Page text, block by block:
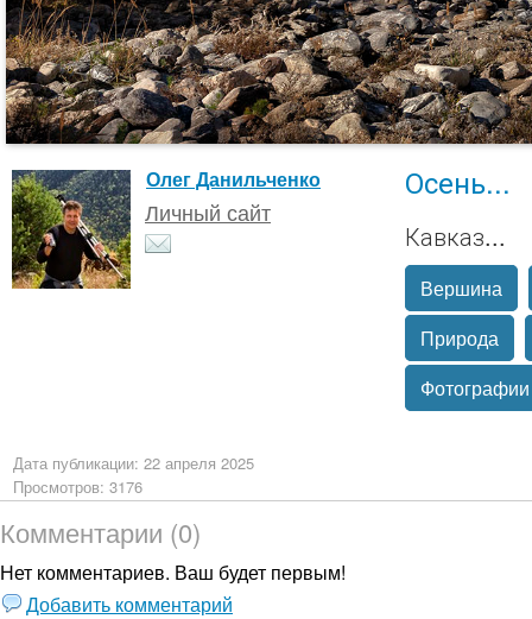
Олег Данильченко
Личный сайт
Осень...
Кавказ...
Вершина
Природа
Фотографии
Дата публикации: 22 апреля 2025
Просмотров: 3176
Комментарии (0)
Нет комментариев. Ваш будет первым!
Добавить комментарий